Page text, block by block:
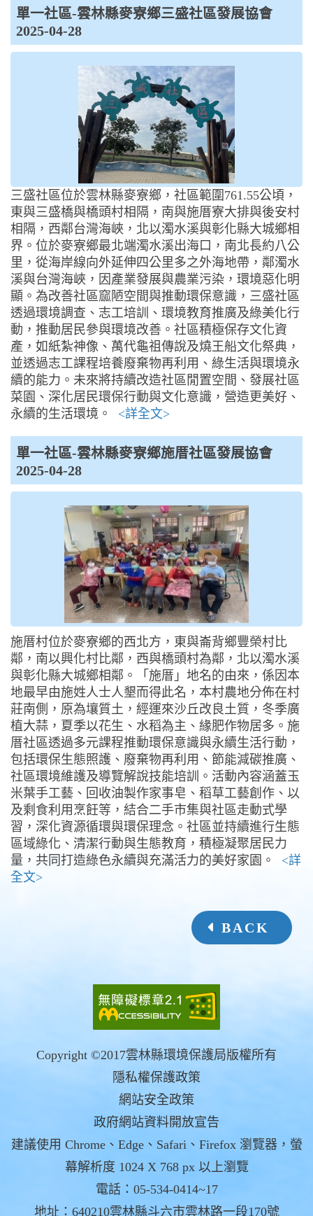
單一社區-雲林縣麥寮鄉三盛社區發展協會
2025-04-28
三盛社區位於雲林縣麥寮鄉，社區範圍761.55公頃，
東與三盛橋與橋頭村相隔，南與施厝寮大排與後安村
相隔，西鄰台灣海峽，北以濁水溪與彰化縣大城鄉相
界。位於麥寮鄉最北端濁水溪出海口，南北長約八公
里，從海岸線向外延伸四公里多之外海地帶，鄰濁水
溪與台灣海峽，因產業發展與農業污染，環境惡化明
顯。為改善社區窳陋空間與推動環保意識，三盛社區
透過環境調查、志工培訓、環境教育推廣及綠美化行
動，推動居民參與環境改善。社區積極保存文化資
產，如紙紮神像、萬代龜祖傳說及燒王船文化祭典，
並透過志工課程培養廢棄物再利用、綠生活與環境永
續的能力。未來將持續改造社區閒置空間、發展社區
菜園、深化居民環保行動與文化意識，營造更美好、
永續的生活環境。 <詳全文>
單一社區-雲林縣麥寮鄉施厝社區發展協會
2025-04-28
施厝村位於麥寮鄉的西北方，東與崙背鄉豐榮村比
鄰，南以興化村比鄰，西與橋頭村為鄰，北以濁水溪
與彰化縣大城鄉相鄰。「施厝」地名的由來，係因本
地最早由施姓人士人墾而得此名，本村農地分佈在村
莊南側，原為壤質土，經運來沙丘改良土質，冬季廣
植大蒜，夏季以花生、水稻為主、緣肥作物居多。施
厝社區透過多元課程推動環保意識與永續生活行動，
包括環保生態照護、廢棄物再利用、節能減碳推廣、
社區環境維護及導覽解說技能培訓。活動內容涵蓋玉
米葉手工藝、回收油製作家事皂、稻草工藝創作、以
及剩食利用烹飪等，結合二手市集與社區走動式學
習，深化資源循環與環保理念。社區並持續進行生態
區域綠化、清潔行動與生態教育，積極凝聚居民力
量，共同打造綠色永續與充滿活力的美好家園。 <詳
全文>
BACK
Copyright ©2017雲林縣環境保護局版權所有
隱私權保護政策
網站安全政策
政府網站資料開放宣告
建議使用 Chrome、Edge、Safari、Firefox 瀏覽器，螢
幕解析度 1024 X 768 px 以上瀏覽
電話：05-534-0414~17
地址：640210雲林縣斗六市雲林路一段170號